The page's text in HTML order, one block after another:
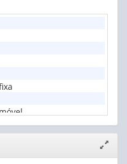
e móvel
janela